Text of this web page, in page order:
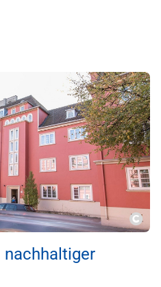
nachhaltiger